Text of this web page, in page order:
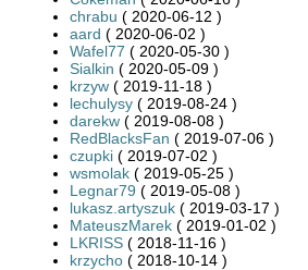
chrabu ( 2020-06-12 )
aard ( 2020-06-02 )
Wafel77 ( 2020-05-30 )
Sialkin ( 2020-05-09 )
krzyw ( 2019-11-18 )
lechulysy ( 2019-08-24 )
darekw ( 2019-08-08 )
RedBlacksFan ( 2019-07-06 )
czupki ( 2019-07-02 )
wsmolak ( 2019-05-25 )
Legnar79 ( 2019-05-08 )
lukasz.artyszuk ( 2019-03-17 )
MateuszMarek ( 2019-01-02 )
LKRISS ( 2018-11-16 )
krzycho ( 2018-10-14 )